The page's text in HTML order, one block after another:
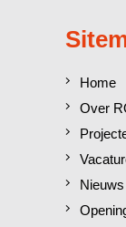
Home
Over
Nieuws